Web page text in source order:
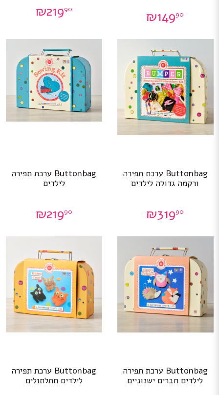
₪14990
₪21990
Buttonbag ערכת תפירה
ורקמה גדולה לילדים
₪31990
Buttonbag ערכת תפירה
לילדים
₪21990
Buttonbag ערכת תפירה
לילדים חברים ישנוניים
Buttonbag ערכת תפירה
לילדים חתלתולים